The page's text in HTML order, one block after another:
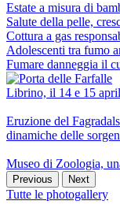
Estate a misura di
Salute della pelle,
Cottura a gas
Adolescenti tra fumo
Fumare danneggia il
Librino, il 14 e 15
Eruzione del
dinamiche delle
Museo di Zoologia,
Previous Next
Tutte le photogallery